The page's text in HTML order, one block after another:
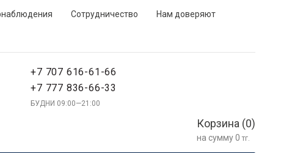
Сотрудничество Нам доверяют
+7 707 616-61-66
+7 777 836-66-33
БУДНИ 09:00—21:00
Корзина (0)
на сумму0 тг.